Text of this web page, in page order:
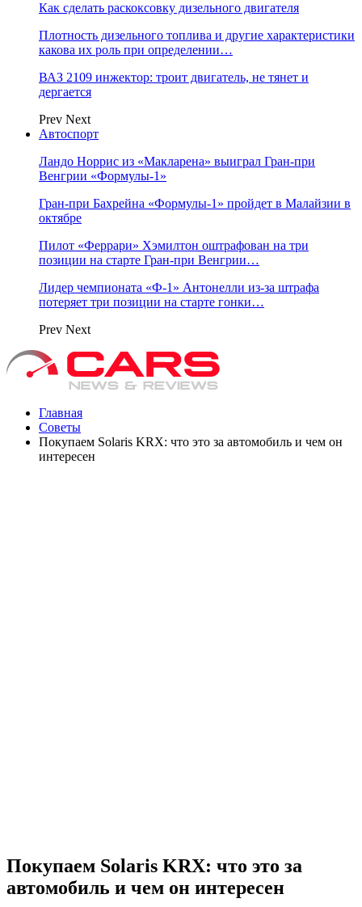
Как сделать раскоксовку дизельного двигателя
Плотность дизельного топлива и другие характеристики
какова их роль при определении…
ВАЗ 2109 инжектор: троит двигатель, не тянет и
дергается
Prev Next
Автоспорт
Ландо Норрис из «Макларена» выиграл Гран‑при
Венгрии «Формулы‑1»
Гран‑при Бахрейна «Формулы‑1» пройдет в Малайзии в
октябре
Пилот «Феррари» Хэмилтон оштрафован на три
позиции на старте Гран‑при Венгрии…
Лидер чемпионата «Ф‑1» Антонелли из‑за штрафа
потеряет три позиции на старте гонки…
Prev Next
Главная
Советы
Покупаем Solaris KRX: что это за автомобиль и чем он
интересен
Покупаем Solaris KRX: что это за
автомобиль и чем он интересен